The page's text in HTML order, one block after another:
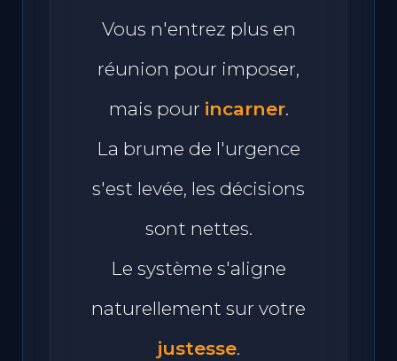
lundi matin.
Vous n'entrez plus en
réunion pour imposer,
mais pourincarner.
La brume de l'urgence
s'est levée, les décisions
sont nettes.
Le système s'aligne
naturellement sur votre